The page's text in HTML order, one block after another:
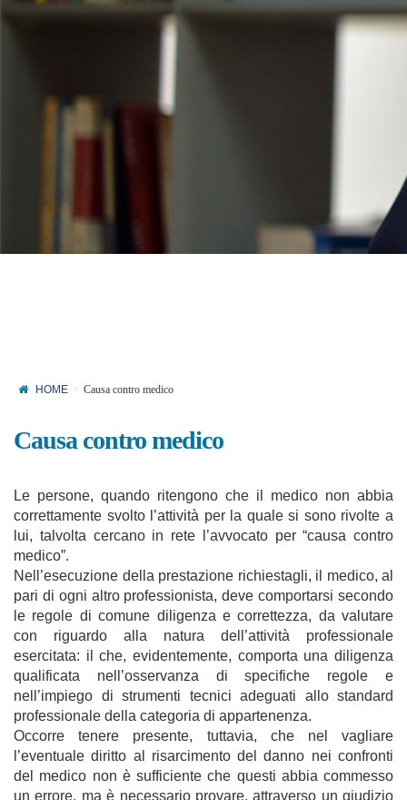
HOME Causa contro medico
Causa contro medico
Le persone, quando ritengono che il medico non abbia
correttamente svolto l’attività per la quale si sono rivolte a
lui, talvolta cercano in rete l’avvocato per “causa contro
medico”.
Nell’esecuzione della prestazione richiestagli, il medico, al
pari di ogni altro professionista, deve comportarsi secondo
le regole di comune diligenza e correttezza, da valutare
con riguardo alla natura dell’attività professionale
esercitata: il che, evidentemente, comporta una diligenza
qualificata nell’osservanza di specifiche regole e
nell’impiego di strumenti tecnici adeguati allo standard
professionale della categoria di appartenenza.
Occorre tenere presente, tuttavia, che nel vagliare
l’eventuale diritto al risarcimento del danno nei confronti
del medico non è sufficiente che questi abbia commesso
un errore, ma è necessario provare, attraverso un giudizio